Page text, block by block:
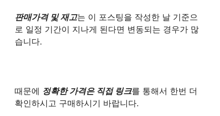
판매가격 및 재고는 이 포스팅을 작성한 날 기준으
로 일정 기간이 지나게 된다면 변동되는 경우가 많
습니다.
때문에 정확한 가격은 직접 링크를 통해서 한번 더
확인하시고 구매하시기 바랍니다.